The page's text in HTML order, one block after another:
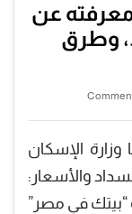
عن
وطرق
الإسكان
والأسعار:
“بيتك في مصر”